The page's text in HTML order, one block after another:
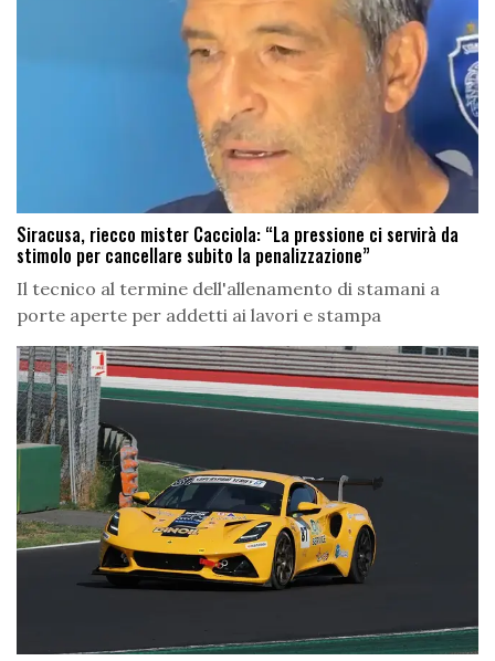
Siracusa, riecco mister Cacciola: “La pressione ci servirà da
stimolo per cancellare subito la penalizzazione”
Il tecnico al termine dell'allenamento di stamani a
porte aperte per addetti ai lavori e stampa